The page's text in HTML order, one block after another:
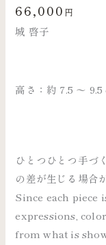
66,000 円
城 啓子
高さ：約 7.5 〜 9.5
ひとつひとつ手づ
の差が生じる場合
Since each piece
expressions,
from what is